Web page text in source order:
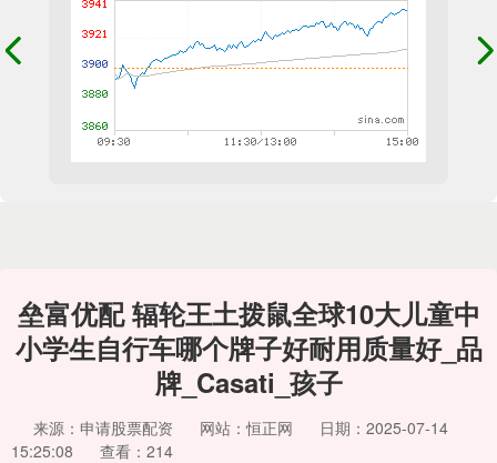
垒富优配 辐轮王土拨鼠全球10大儿童中
小学生自行车哪个牌子好耐用质量好_品
牌_Casati_孩子
来源：申请股票配资 网站：恒正网
日期：2025-07-14
15:25:08
查看：214